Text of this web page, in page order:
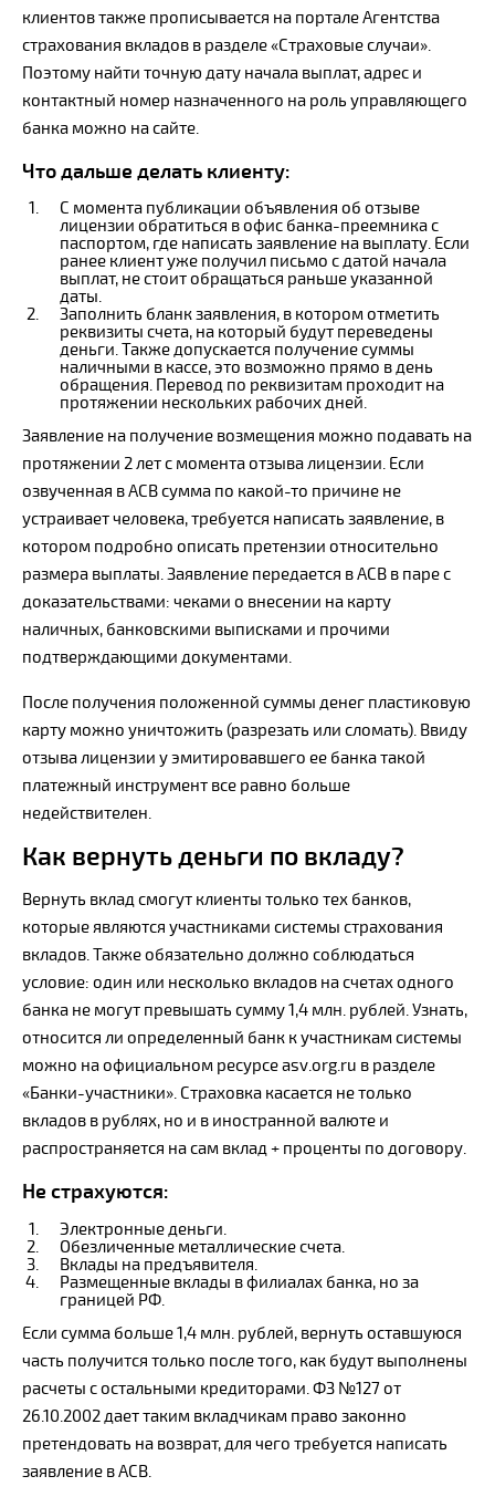
клиентов также прописывается на портале Агентства
страхования вкладов в разделе «Страховые случаи».
Поэтому найти точную дату начала выплат, адрес и
контактный номер назначенного на роль управляющего
банка можно на сайте.
Что дальше делать клиенту:
С момента публикации объявления об отзыве
лицензии обратиться в офис банка-преемника с
паспортом, где написать заявление на выплату. Если
ранее клиент уже получил письмо с датой начала
выплат, не стоит обращаться раньше указанной
даты.
Заполнить бланк заявления, в котором отметить
реквизиты счета, на который будут переведены
деньги. Также допускается получение суммы
наличными в кассе, это возможно прямо в день
обращения. Перевод по реквизитам проходит на
протяжении нескольких рабочих дней.
Заявление на получение возмещения можно подавать на
протяжении 2 лет с момента отзыва лицензии. Если
озвученная в АСВ сумма по какой-то причине не
устраивает человека, требуется написать заявление, в
котором подробно описать претензии относительно
размера выплаты. Заявление передается в АСВ в паре с
доказательствами: чеками о внесении на карту
наличных, банковскими выписками и прочими
подтверждающими документами.
После получения положенной суммы денег пластиковую
карту можно уничтожить (разрезать или сломать). Ввиду
отзыва лицензии у эмитировавшего ее банка такой
платежный инструмент все равно больше
недействителен.
Как вернуть деньги по вкладу?
Вернуть вклад смогут клиенты только тех банков,
которые являются участниками системы страхования
вкладов. Также обязательно должно соблюдаться
условие: один или несколько вкладов на счетах одного
банка не могут превышать сумму 1,4 млн. рублей. Узнать,
относится ли определенный банк к участникам системы
можно на официальном ресурсе asv.org.ru в разделе
«Банки-участники». Страховка касается не только
вкладов в рублях, но и в иностранной валюте и
распространяется на сам вклад + проценты по договору.
Не страхуются:
Электронные деньги.
Обезличенные металлические счета.
Вклады на предъявителя.
Размещенные вклады в филиалах банка, но за
границей РФ.
Если сумма больше 1,4 млн. рублей, вернуть оставшуюся
часть получится только после того, как будут выполнены
расчеты с остальными кредиторами. ФЗ №127 от
26.10.2002 дает таким вкладчикам право законно
претендовать на возврат, для чего требуется написать
заявление в АСВ.